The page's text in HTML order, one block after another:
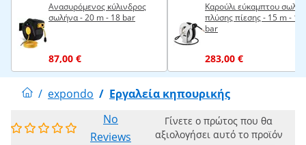
Ανασυρόμενος κύλινδρος
σωλήνα - 20 m - 18 bar
87,00 €
Καρούλι εύκαμπτου
πλύσης πίεσης - 15 m -
bar
283,00 €
/ expondo / Εργαλεία κηπουρικής
No
Reviews
Γίνετε ο πρώτος που θα
αξιολογήσει αυτό το προϊόν